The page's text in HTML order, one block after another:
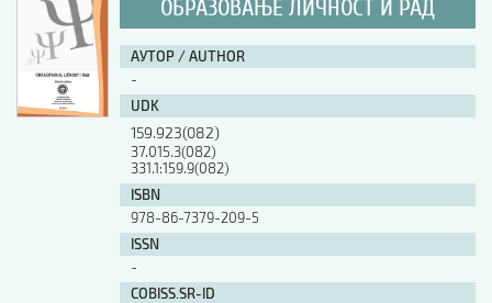
ПРЕГЛЕД
УПУТСТВА
УПУТСТВА
Правилник о издавачкој делатности
Упутство ауторима
Упутство уредницима
Изјава о ауторству
Изјава о лектури
Изјава о коришћењу ауторског дела
Упутство за бирање лиценце
Уговор са аутором
ОБРАЗОВАЊЕ ЛИЧНОСТ И РАД
АУТОР / AUTHOR
-
UDK
159.923(082)
37.015.3(082)
331.1:159.9(082)
ISBN
978-86-7379-209-5
ISSN
-
COBISS.SR-ID